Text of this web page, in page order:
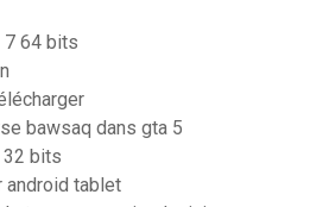
7 64 bits
bawsaq dans gta 5
32 bits
android tablet